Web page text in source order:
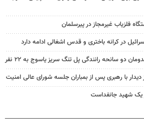
فلزیاب غیرمجاز در پیرسلمان
در کرانه باختری و قدس اشغالی ادامه دارد
دو سانحه رانندگی پل تنگ سریز یاسوج به ۲۲ نفر
دیدار با رهبری پس از بمباران جلسه شورای عالی امنیت
یک شهید جانفداست